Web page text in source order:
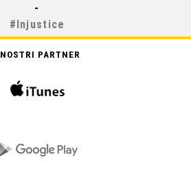
-
#Injustice
PARTNER